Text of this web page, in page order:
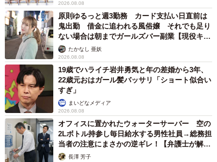
2026.08.08
原則ゆるっと週3勤務 カード支払い日直前は
鬼出勤 借金に追われる風俗嬢 それでも足り
ない場合は朝までガールズバー副業【現役キャ
ストに取材】
たかなし 亜妖
2026.08.08
19歳でハライチ岩井勇気と年の差婚から3年、
22歳元おはガール髪バッサリ「ショート似合い
すぎ」
まいどなメディア
2026.08.08
オフィスに置かれたウォーターサーバー 空の
2Lボトル持参し毎日給水する男性社員→総務担
当者の注意にまさかの逆ギレ！【弁護士が解
説】長澤 芳子